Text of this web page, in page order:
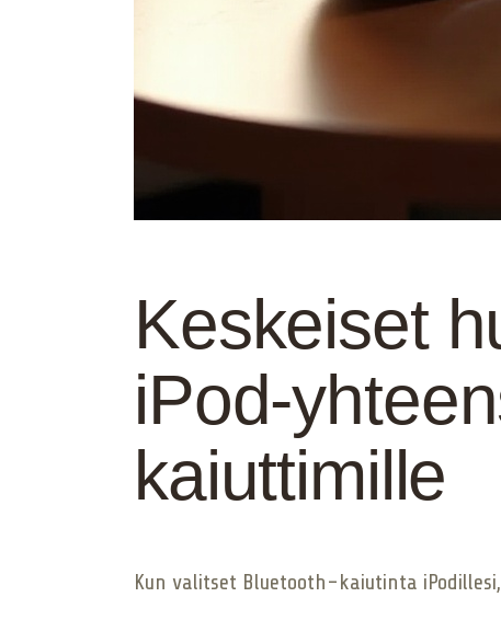
Keskeiset
iPod-
kaiuttimille
Kun valitset Bluetooth-kaiutinta